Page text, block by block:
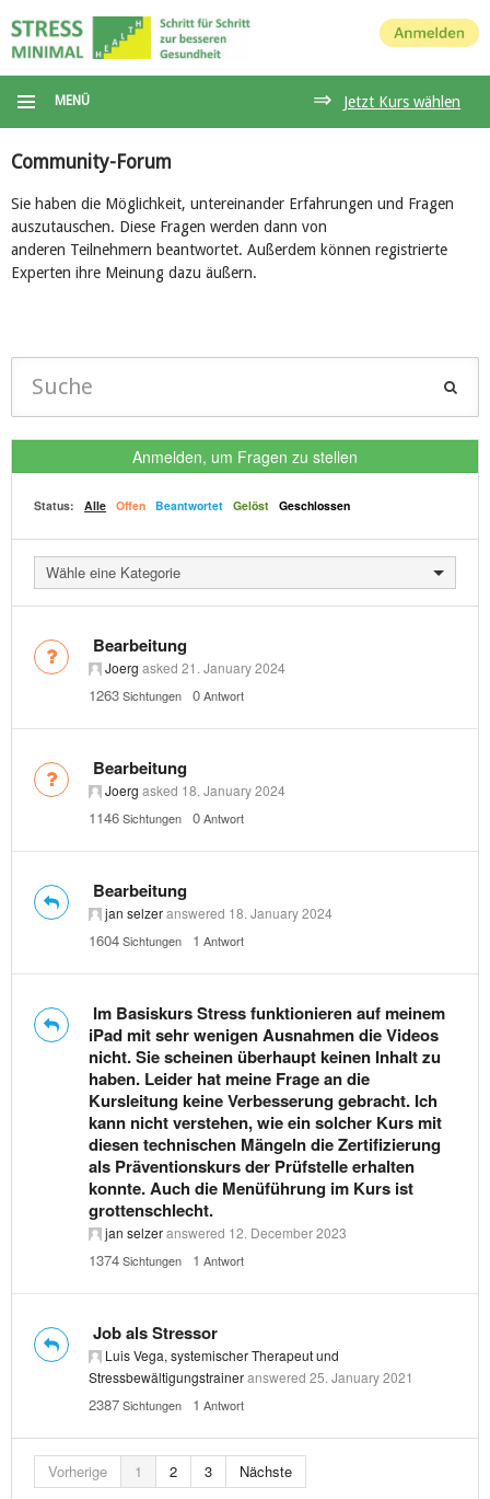
Anmelden
⇒ Jetzt Kurs wählen
MENÜ
Community-Forum
Sie haben die Möglichkeit, untereinander Erfahrungen und Fragen
auszutauschen. Diese Fragen werden dann von
anderen Teilnehmern beantwortet. Außerdem können registrierte
Experten ihre Meinung dazu äußern.
Anmelden, um Fragen zu stellen
Status: Alle Offen Beantwortet Gelöst Geschlossen
Wähle eine Kategorie
Bearbeitung
Joerg asked 21. January 2024
1263Sichtungen 0Antwort
Bearbeitung
Joerg asked 18. January 2024
1146Sichtungen 0Antwort
Bearbeitung
jan selzeranswered 18. January 2024
1604Sichtungen 1 Antwort
Im Basiskurs Stress funktionieren auf meinem
iPad mit sehr wenigen Ausnahmen die Videos
nicht. Sie scheinen überhaupt keinen Inhalt zu
haben. Leider hat meine Frage an die
Kursleitung keine Verbesserung gebracht. Ich
kann nicht verstehen, wie ein solcher Kurs mit
diesen technischen Mängeln die Zertifizierung
als Präventionskurs der Prüfstelle erhalten
konnte. Auch die Menüführung im Kurs ist
grottenschlecht.
jan selzeranswered 12. December 2023
1374Sichtungen 1 Antwort
Job als Stressor
Luis Vega, systemischer Therapeut und
Stressbewältigungstraineranswered 25. January 2021
2387Sichtungen 1 Antwort
Vorherige 1 2 3 Nächste